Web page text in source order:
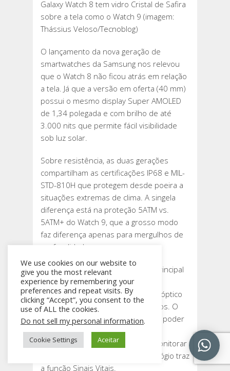
Galaxy Watch 8 tem vidro Cristal de Safira
sobre a tela como o Watch 9 (imagem:
Thássius Veloso/Tecnoblog)
O lançamento da nova geração de
smartwatches da Samsung nos relevou
que o Watch 8 não ficou atrás em relação
a tela. Já que a versão em oferta (40 mm)
possui o mesmo display Super AMOLED
de 1,34 polegada e com brilho de até
3.000 nits que permite fácil visibilidade
sob luz solar.
Sobre resistência, as duas gerações
compartilham as certificações IP68 e MIL-
STD-810H que protegem desde poeira a
situações extremas de clima. A singela
diferença está na proteção 5ATM vs.
5ATM+ do Watch 9, que a grosso modo
faz diferença apenas para mergulhos de
profundidade.
O sensor BioActive segue como principal
apoiado com auxiliares como
acelerômetro, barômetro, sensor óptico
de frequência cardíaca entre outros. O
usuário que adquirir o Watch 8 vai poder
utilizar recursos como Índice de
Antioxidantes, Carga Vascular e monitorar
a qualidade do sono. Já o novo relógio traz
a função Sinais Vitais.
We use cookies on our website to
give you the most relevant
experience by remembering your
preferences and repeat visits. By
clicking “Accept”, you consent to the
use of ALL the cookies.
Do not sell my personal information.
Cookie Settings Aceitar